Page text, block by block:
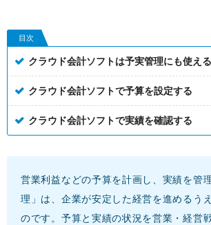
目次
クラウド会計ソフトは予実管理にも使える
クラウド会計ソフトで予算を設定する
クラウド会計ソフトで実績を確認する
営業利益などの予算を計画し、実績を管
理」は、企業が安定した経営を進めるう
のです。予算と実績の状況を営業・経営